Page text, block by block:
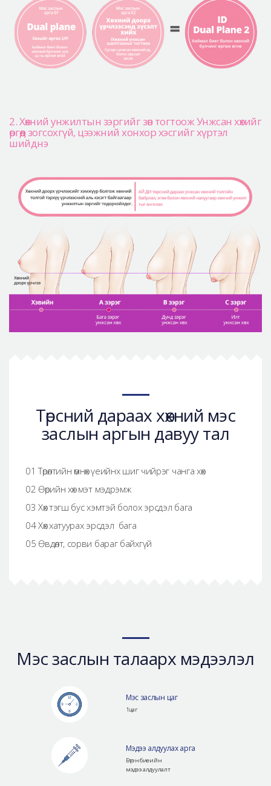
2. Хөхний унжилтын зэргийг зөв тогтоож Унжсан хөхийг
өргөөд зогсохгүй, цээжний хонхор хэсгийг хүртэл
шийднэ
Төрсний дараах хөхний мэс
заслын аргын давуу тал
01 Төрөлтийн өмнөх үеийнх шиг чийрэг чанга хөх
02 Өөрийн хөх мэт мэдрэмж
03 Хөх тэгш бус хэмтэй болох эрсдэл бага
04 Хөх хатуурах эрсдэл бага
05 Өвдөлт, сорви бараг байхгүй
Мэс заслын талаарх мэдээлэл
Мэс заслын цаг
1цаг
Мэдээ алдуулах арга
Бүтэн биеийн
мэдээ алдуулалт